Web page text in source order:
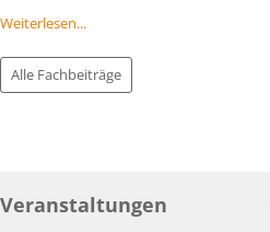
Weiterlesen...
Alle Fachbeiträge
Veranstaltungen